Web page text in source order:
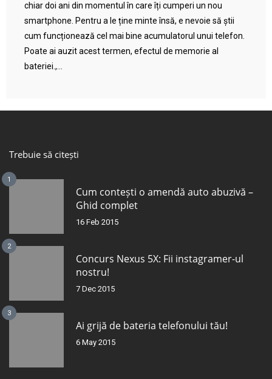
chiar doi ani din momentul în care îți cumperi un nou
smartphone. Pentru a le ține minte însă, e nevoie să știi
cum funcționează cel mai bine acumulatorul unui telefon.
Poate ai auzit acest termen, efectul de memorie al
bateriei.,...
Trebuie să citești
1
Cum contești o amendă auto abuzivă –
Ghid complet
16 Feb 2015
2
Concurs Nexus 5X: Fii instagramer-ul
nostru!
7 Dec 2015
3
Ai grijă de bateria telefonului tău!
6 May 2015